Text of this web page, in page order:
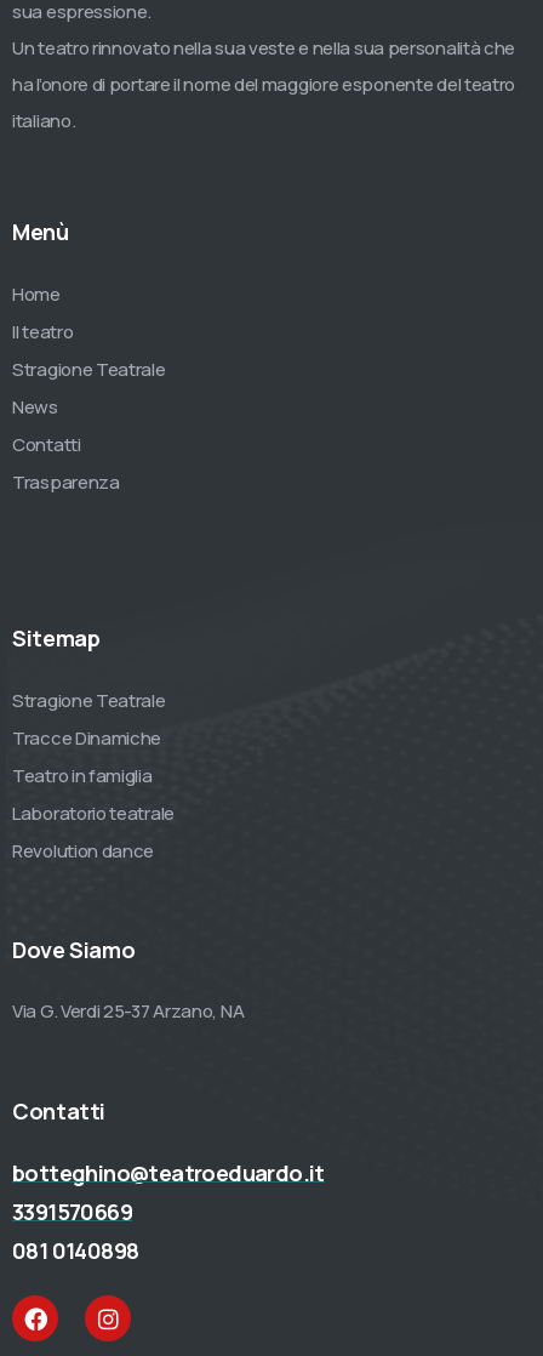
sua espressione.
Un teatro rinnovato nella sua veste e nella sua personalità che
ha l’onore di portare il nome del maggiore esponente del teatro
italiano.
Menù
Home
Il teatro
Stragione Teatrale
News
Contatti
Trasparenza
Sitemap
Stragione Teatrale
Tracce Dinamiche
Teatro in famiglia
Laboratorio teatrale
Revolution dance
Dove Siamo
Via G. Verdi 25-37 Arzano, NA
Contatti
botteghino@teatroeduardo.it
3391570669
081 0140898